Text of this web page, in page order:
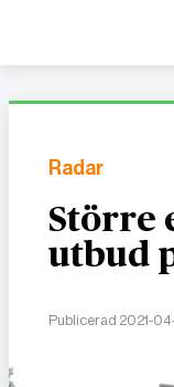
Radar
Större
utbud
Publicerad 2021-